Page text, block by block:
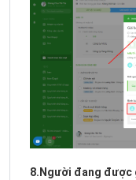
8.Người đang được